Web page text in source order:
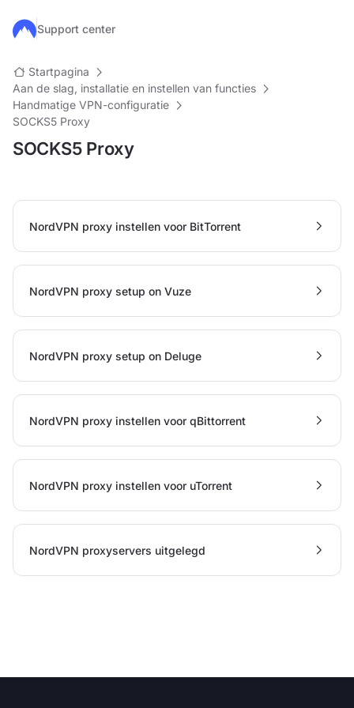
Ga naar de hoofdinhoud
Support center
Startpagina
Aan de slag, installatie en instellen van functies
Handmatige VPN-configuratie
SOCKS5 Proxy
SOCKS5 Proxy
NordVPN proxy instellen voor BitTorrent
NordVPN proxy setup on Vuze
NordVPN proxy setup on Deluge
NordVPN proxy instellen voor qBittorrent
NordVPN proxy instellen voor uTorrent
NordVPN proxyservers uitgelegd